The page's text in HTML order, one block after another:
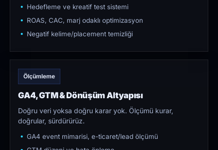
Hedefleme ve kreatif test sistemi
ROAS, CAC, marj odaklı optimizasyon
Negatif kelime/placement temizliği
Ölçümleme
GA4, GTM & Dönüşüm Altyapısı
Doğru veri yoksa doğru karar yok. Ölçümü kurar,
doğrular, sürdürürüz.
GA4 event mimarisi, e-ticaret/lead ölçümü